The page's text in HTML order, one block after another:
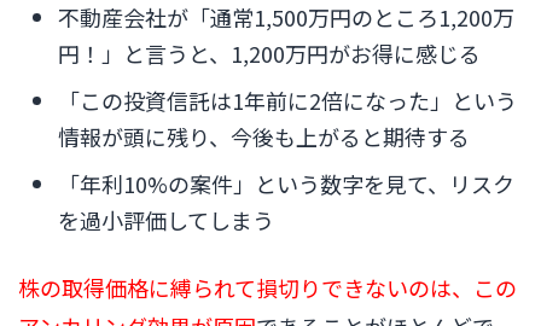
不動産会社が「通常1,500万円のところ1,200万
円！」と言うと、1,200万円がお得に感じる
「この投資信託は1年前に2倍になった」という
情報が頭に残り、今後も上がると期待する
「年利10%の案件」という数字を見て、リスク
を過小評価してしまう
株の取得価格に縛られて損切りできないのは、この